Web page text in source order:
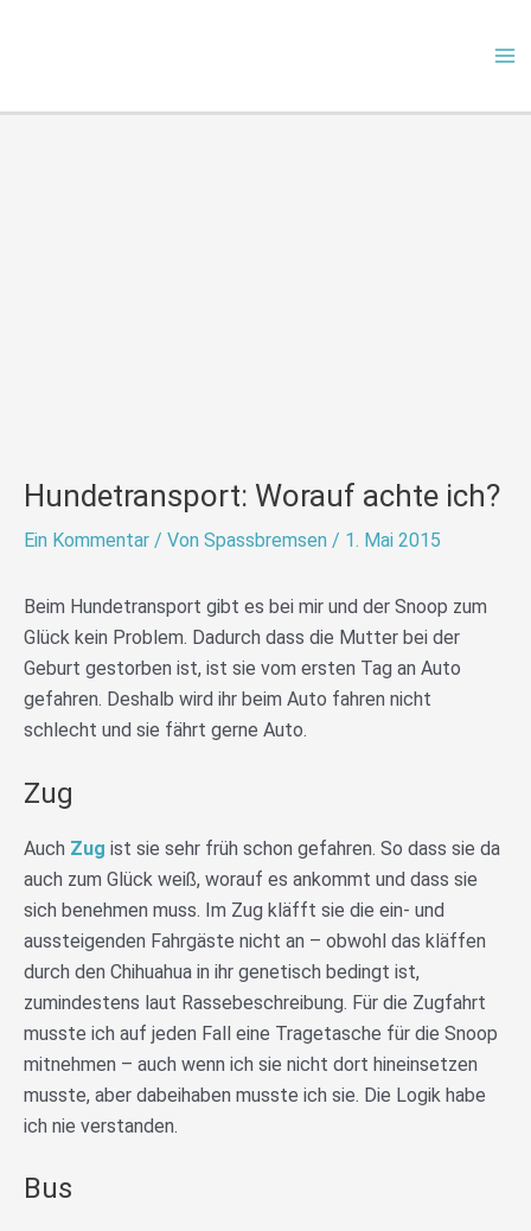
Hundetransport: Worauf achte ich?
Ein Kommentar / Von Spassbremsen / 1. Mai 2015
Beim Hundetransport gibt es bei mir und der Snoop zum
Glück kein Problem. Dadurch dass die Mutter bei der
Geburt gestorben ist, ist sie vom ersten Tag an Auto
gefahren. Deshalb wird ihr beim Auto fahren nicht
schlecht und sie fährt gerne Auto.
Zug
Auch Zug ist sie sehr früh schon gefahren. So dass sie da
auch zum Glück weiß, worauf es ankommt und dass sie
sich benehmen muss. Im Zug kläfft sie die ein- und
aussteigenden Fahrgäste nicht an – obwohl das kläffen
durch den Chihuahua in ihr genetisch bedingt ist,
zumindestens laut Rassebeschreibung. Für die Zugfahrt
musste ich auf jeden Fall eine Tragetasche für die Snoop
mitnehmen – auch wenn ich sie nicht dort hineinsetzen
musste, aber dabeihaben musste ich sie. Die Logik habe
ich nie verstanden.
Bus